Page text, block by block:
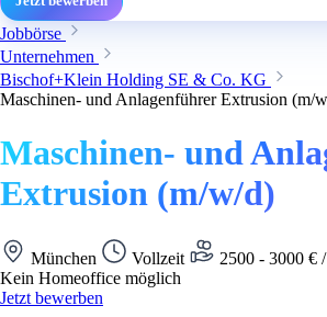
Jobbörse
Unternehmen
Bischof+Klein Holding SE & Co. KG
Maschinen- und Anlagenführer Extrusion (m/
Maschinen- und
Extrusion (m/w/d)
München Vollzeit
2500 - 3000 €
Kein Homeoffice möglich
Jetzt bewerben